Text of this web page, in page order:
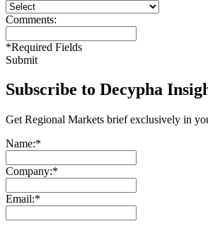
Comments:
*Required Fields
Submit
Subscribe to Decypha
Get Regional Markets brief exclusively in
Name:*
Company:*
Email:*